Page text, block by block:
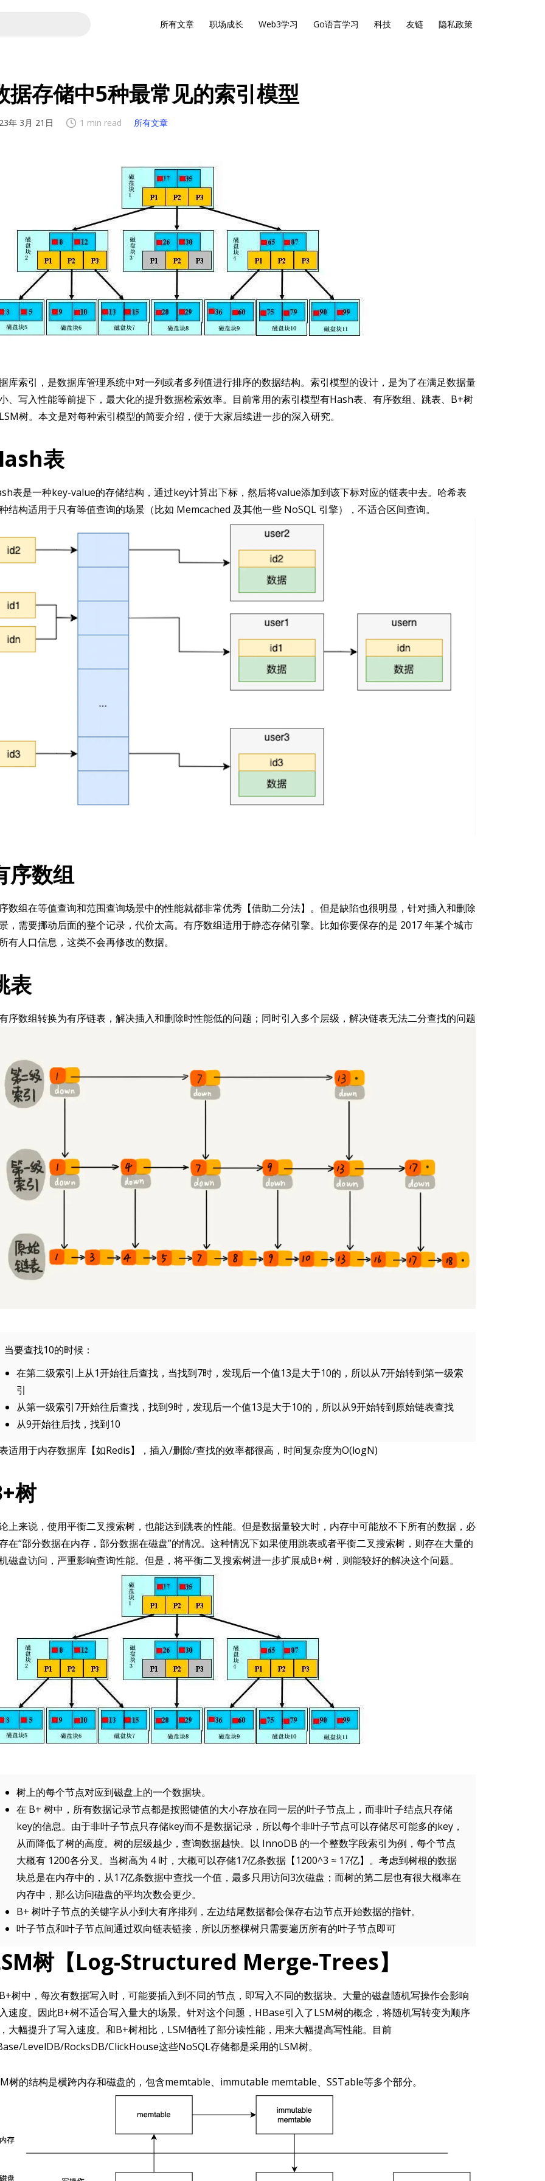
所有文章 职场成长 Web3学习 Go语言学习 科技 友链 隐私政策
据存储中5种最常见的索引模型
年 3月 21日 1 min read 所有文章
库索引，是数据库管理系统中对一列或者多列值进行排序的数据结构。索引模型的设计，是为了在满足数据量
、写入性能等前提下，最大化的提升数据检索效率。目前常用的索引模型有Hash表、有序数组、跳表、B+树
树。本文是对每种索引模型的简要介绍，便于大家后续进一步的深入研究。
表
表是一种key-value的存储结构，通过key计算出下标，然后将value添加到该下标对应的链表中去。哈希表
结构适用于只有等值查询的场景（比如 Memcached 及其他一些 NoSQL 引擎），不适合区间查询。
序数组
数组在等值查询和范围查询场景中的性能就都非常优秀【借助二分法】。但是缺陷也很明显，针对插入和删除
，需要挪动后面的整个记录，代价太高。有序数组适用于静态存储引擎。比如你要保存的是 2017 年某个城市
有人口信息，这类不会再修改的数据。
表
序数组转换为有序链表，解决插入和删除时性能低的问题；同时引入多个层级，解决链表无法二分查找的问题
当要查找10的时候：
在第二级索引上从1开始往后查找，当找到7时，发现后一个值13是大于10的，所以从7开始转到第一级索
引
从第一级索引7开始往后查找，找到9时，发现后一个值13是大于10的，所以从9开始转到原始链表查找
从9开始往后找，找到10
适用于内存数据库【如Redis】，插入/删除/查找的效率都很高，时间复杂度为O(logN)
树
上来说，使用平衡二叉搜索树，也能达到跳表的性能。但是数据量较大时，内存中可能放不下所有的数据，必
在“部分数据在内存，部分数据在磁盘”的情况。这种情况下如果使用跳表或者平衡二叉搜索树，则存在大量的
磁盘访问，严重影响查询性能。但是，将平衡二叉搜索树进一步扩展成B+树，则能较好的解决这个问题。
树上的每个节点对应到磁盘上的一个数据块。
在 B+ 树中，所有数据记录节点都是按照键值的大小存放在同一层的叶子节点上，而非叶子结点只存储
key的信息。由于非叶子节点只存储key而不是数据记录，所以每个非叶子节点可以存储尽可能多的key，
从而降低了树的高度。树的层级越少，查询数据越快。以 InnoDB 的一个整数字段索引为例，每个节点
大概有 1200各分叉。当树高为 4 时，大概可以存储17亿条数据【1200^3 ≈ 17亿】。考虑到树根的数据
块总是在内存中的，从17亿条数据中查找一个值，最多只用访问3次磁盘；而树的第二层也有很大概率在
内存中，那么访问磁盘的平均次数会更少。
B+ 树叶子节点的关键字从小到大有序排列，左边结尾数据都会保存右边节点开始数据的指针。
叶子节点和叶子节点间通过双向链表链接，所以历整棵树只需要遍历所有的叶子节点即可
树【Log-Structured Merge-Trees】
树中，每次有数据写入时，可能要插入到不同的节点，即写入不同的数据块。大量的磁盘随机写操作会影响
速度。因此B+树不适合写入量大的场景。针对这个问题，HBase引入了LSM树的概念，将随机写转变为顺序
大幅提升了写入速度。和B+树相比，LSM牺牲了部分读性能，用来大幅提高写性能。目前
LevelDB/RocksDB/ClickHouse这些NoSQL存储都是采用的LSM树。
树的结构是横跨内存和磁盘的，包含memtable、immutable memtable、SSTable等多个部分。